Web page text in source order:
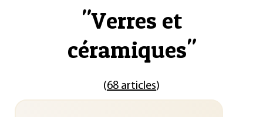
"Verres et
céramiques"
(68 articles)